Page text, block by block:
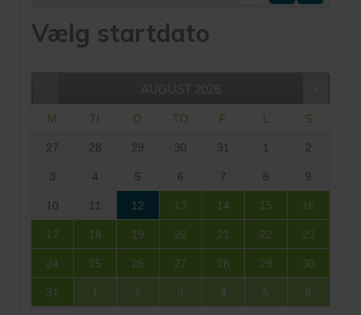
Vælg startdato
AUGUST 2026
M TI O TO F L S
27 28 29 30 31 1 2
3 4 5 6 7 8 9
10 11 12 13 14 15 16
17 18 19 20 21 22 23
24 25 26 27 28 29 30
31 1 2 3 4 5 6